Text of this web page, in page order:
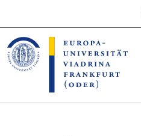
the
content
section
the
footer
section